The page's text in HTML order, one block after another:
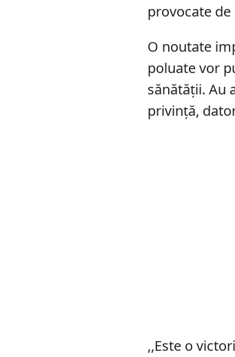
provocate de
O noutate
poluate vor
sănătății. Au
privință,
,,Este o